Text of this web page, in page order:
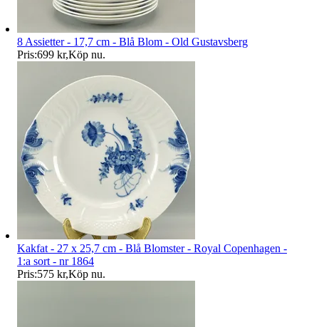
8 Assietter - 17,7 cm - Blå Blom - Old Gustavsberg
Pris:699 kr,Köp nu.
Kakfat - 27 x 25,7 cm - Blå Blomster - Royal Copenhagen -
1:a sort - nr 1864
Pris:575 kr,Köp nu.